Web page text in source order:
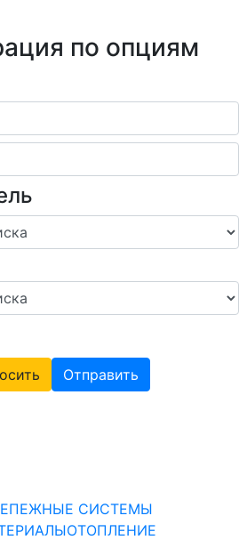
по опциям
Отправить
СИСТЕМЫ
ОТОПЛЕНИЕ